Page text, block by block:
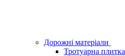
Дорожні матеріали
Тротуарна плитка